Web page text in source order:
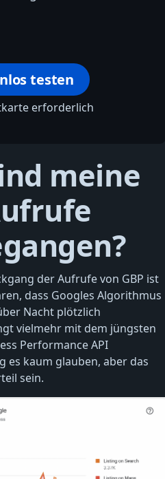
testen
erforderlich
meine
der Aufrufe von GBP ist
dass Googles Algorithmus
Nacht plötzlich
vielmehr mit dem jüngsten
Performance API
es kaum glauben, aber das
sein.